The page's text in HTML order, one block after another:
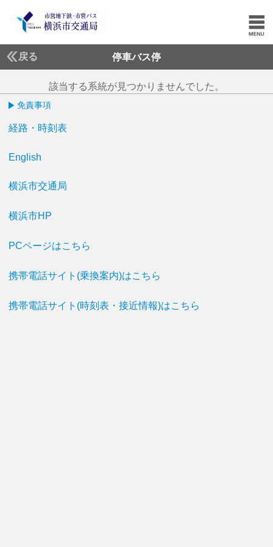
戻る 停車バス停
該当する系統が見つかりませんでした。
免責事項
経路・時刻表
English
横浜市交通局
横浜市HP
PCページはこちら
携帯電話サイト(乗換案内)はこちら
携帯電話サイト(時刻表・接近情報)はこちら